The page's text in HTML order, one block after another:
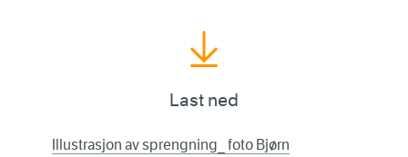
Last ned
Illustrasjon av sprengning_ foto Bjørn